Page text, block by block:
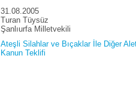
31.08.2005
Turan Tüysüz
Şanlıurfa Milletvekili
Ateşli Silahlar ve Bıçaklar İle Diğer
Kanun Teklifi